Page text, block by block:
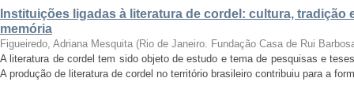
Instituições ligadas à literatura de cordel: cultura, tradição
memória
Figueiredo, Adriana Mesquita (Rio de Janeiro. Fundação Casa de Rui
A literatura de cordel tem sido objeto de estudo e tema de pesquisas e
A produção de literatura de cordel no território brasileiro contribuiu para a